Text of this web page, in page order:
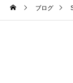
ブログ